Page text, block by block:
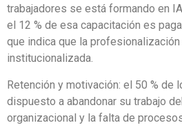
trabajadores se está formando en
el 12 % de esa capacitación es
que indica que la profesionalización
institucionalizada.
Retención y motivación: el 50 % de
dispuesto a abandonar su trabajo
organizacional y la falta de